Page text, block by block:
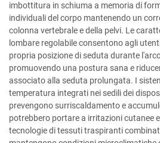
imbottitura in schiuma a memoria di
individuali del corpo mantenendo un
colonna vertebrale e della pelvi. Le
lombare regolabile consentono agli
propria posizione di seduta durante
promuovendo una postura sana e
associato alla seduta prolungata. I
temperatura integrati nei sedili dei
prevengono surriscaldamento e
potrebbero portare a irritazioni cutanee
tecnologie di tessuti traspiranti